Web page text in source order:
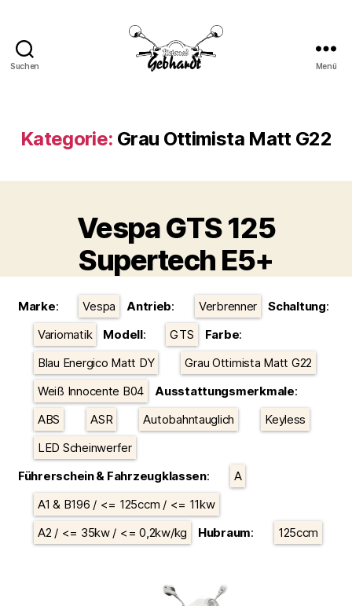
Suchen Menü
Kategorie: Grau Ottimista Matt G22
Vespa GTS 125
Supertech E5+
Kategorien
Marke: Vespa Antrieb: Verbrenner Schaltung:
Variomatik
Modell: GTS Farbe:
Blau Energico Matt DY
Grau Ottimista Matt G22
Weiß Innocente B04
Ausstattungsmerkmale:
ABS
ASR Autobahntauglich
Keyless
LED Scheinwerfer
Führerschein & Fahrzeugklassen:
A
A1 & B196 / <= 125ccm / <= 11kw
A2 / <= 35kw / <= 0,2kw/kg
Hubraum: 125ccm